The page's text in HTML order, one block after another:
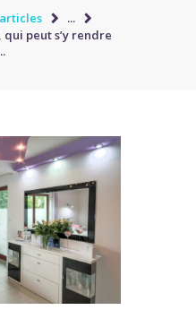
...
peut s’y rendre